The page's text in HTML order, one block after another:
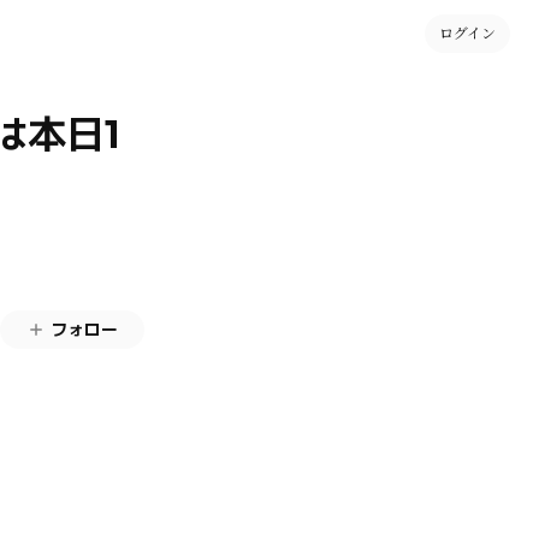
ログイン
本日1
フォロー